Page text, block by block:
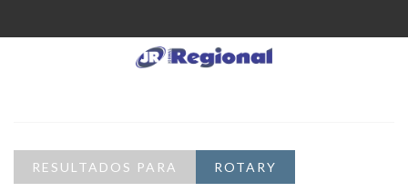
RESULTADOS PARA ROTARY